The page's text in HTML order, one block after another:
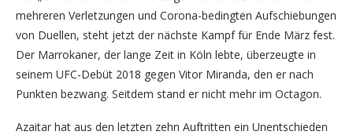
mehreren Verletzungen und Corona-bedingten Aufschiebungen
von Duellen, steht jetzt der nächste Kampf für Ende März fest.
Der Marrokaner, der lange Zeit in Köln lebte, überzeugte in
seinem UFC-Debüt 2018 gegen Vitor Miranda, den er nach
Punkten bezwang. Seitdem stand er nicht mehr im Octagon.
Azaitar hat aus den letzten zehn Auftritten ein Unentschieden